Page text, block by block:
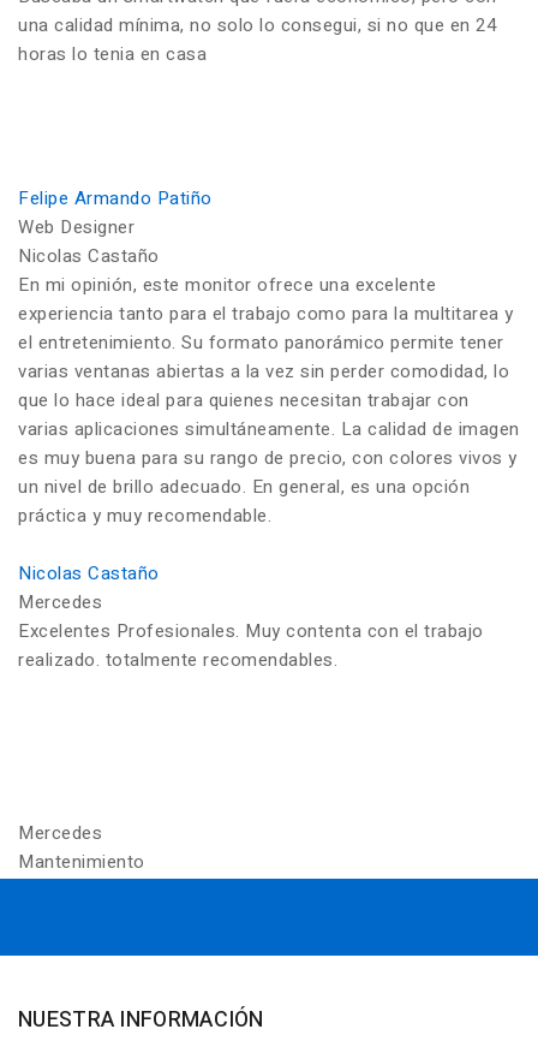
una calidad mínima, no solo lo consegui, si no que en 24
horas lo tenia en casa
Felipe Armando Patiño
Web Designer
Nicolas Castaño
En mi opinión, este monitor ofrece una excelente
experiencia tanto para el trabajo como para la multitarea y
el entretenimiento. Su formato panorámico permite tener
varias ventanas abiertas a la vez sin perder comodidad, lo
que lo hace ideal para quienes necesitan trabajar con
varias aplicaciones simultáneamente. La calidad de imagen
es muy buena para su rango de precio, con colores vivos y
un nivel de brillo adecuado. En general, es una opción
práctica y muy recomendable.
Nicolas Castaño
Mercedes
Excelentes Profesionales. Muy contenta con el trabajo
realizado. totalmente recomendables.
Mercedes
Mantenimiento
NUESTRA INFORMACIÓN